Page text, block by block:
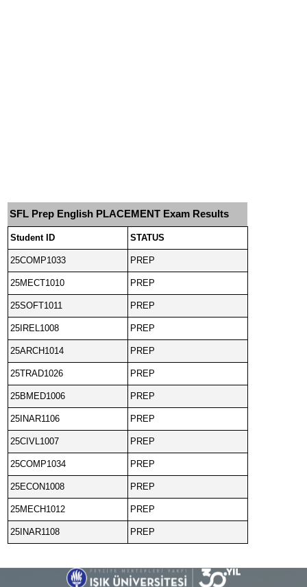
SFL Prep English PLACEMENT Exam Results
Student ID STATUS
25COMP1033 PREP
25MECT1010 PREP
25SOFT1011 PREP
25IREL1008 PREP
25ARCH1014 PREP
25TRAD1026 PREP
25BMED1006 PREP
25INAR1106 PREP
25CIVL1007 PREP
25COMP1034 PREP
25ECON1008 PREP
25MECH1012 PREP
25INAR1108 PREP